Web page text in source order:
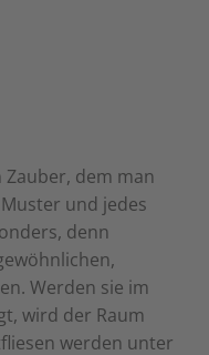
dem man
und jedes
denn
Werden sie im
wird der Raum
werden unter